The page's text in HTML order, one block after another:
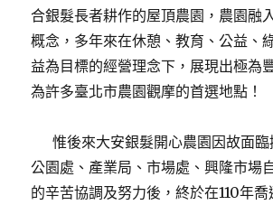
合銀髮長者耕作的屋頂農園，農園融
概念，多年來在休憩、教育、公益、
益為目標的經營理念下，展現出極為
為許多臺北市農園觀摩的首選地點！
惟後來大安銀髮開心農園因故面臨
公園處、產業局、市場處、興隆市場
的辛苦協調及努力後，終於在110年